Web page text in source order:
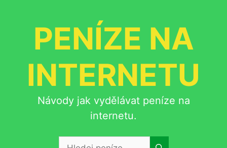
PENÍZE NA
INTERNETU
Návody jak vydělávat peníze na
internetu.